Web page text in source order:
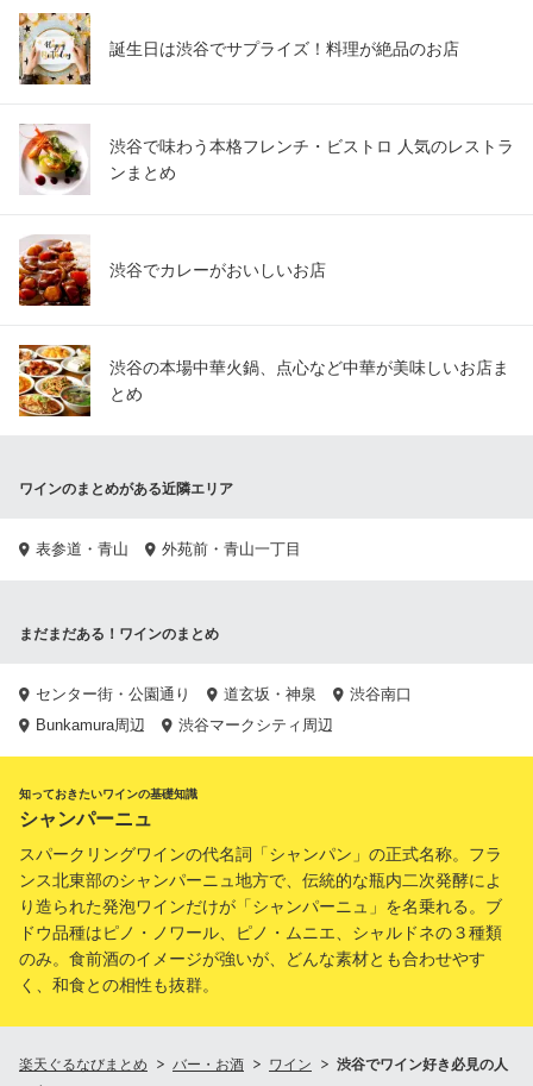
誕生日は渋谷でサプライズ！料理が絶品のお店
渋谷で味わう本格フレンチ・ビストロ 人気のレストラ
ンまとめ
渋谷でカレーがおいしいお店
渋谷の本場中華火鍋、点心など中華が美味しいお店ま
とめ
ワインのまとめがある近隣エリア
表参道・青山 外苑前・青山一丁目
まだまだある！ワインのまとめ
センター街・公園通り 道玄坂・神泉
渋谷南口
Bunkamura周辺
渋谷マークシティ周辺
知っておきたいワインの基礎知識
シャンパーニュ
スパークリングワインの代名詞「シャンパン」の正式名称。フラ
ンス北東部のシャンパーニュ地方で、伝統的な瓶内二次発酵によ
り造られた発泡ワインだけが「シャンパーニュ」を名乗れる。ブ
ドウ品種はピノ・ノワール、ピノ・ムニエ、シャルドネの３種類
のみ。食前酒のイメージが強いが、どんな素材とも合わせやす
く、和食との相性も抜群。
楽天ぐるなびまとめ バー・お酒 ワイン
渋谷でワイン好き必見の人